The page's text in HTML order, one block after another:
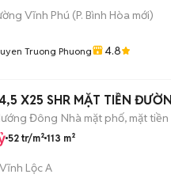
Vĩnh Phú (P. Bình Hòa mới)
Truong Phuong 4.8
Đông Nhà mặt phố, mặt tiền
52 tr/m² 113 m²
Lộc A